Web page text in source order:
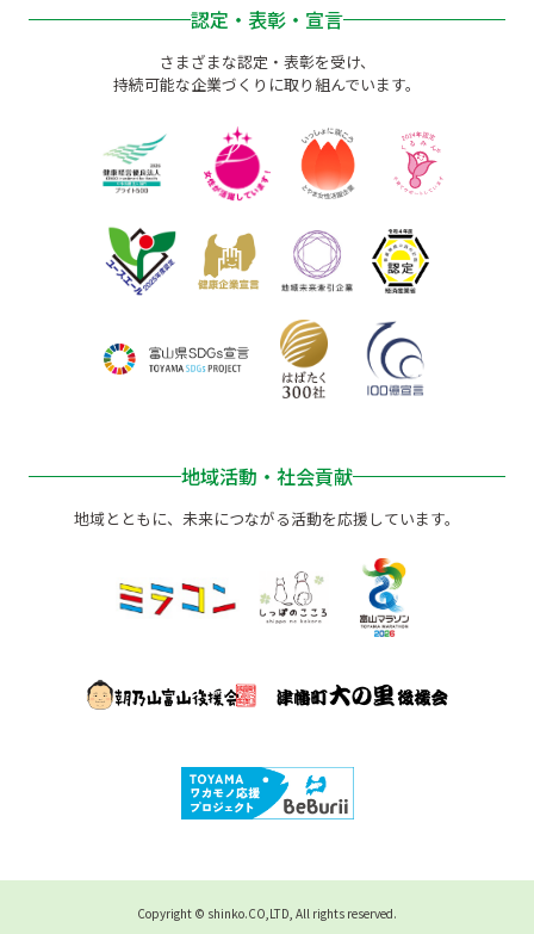
認定・表彰・宣言
さまざまな認定・表彰を受け、
持続可能な企業づくりに取り組んでいます。
地域活動・社会貢献
地域とともに、未来につながる活動を応援しています。
Copyright © shinko.CO,LTD, All rights reserved.